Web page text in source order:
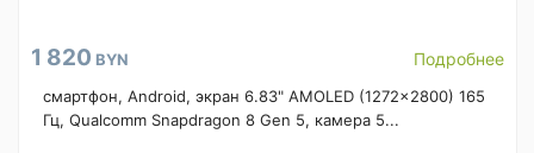
1 820 BYN Подробнее
смартфон, Android, экран 6.83" AMOLED (1272x2800) 165
Гц, Qualcomm Snapdragon 8 Gen 5, камера 5...